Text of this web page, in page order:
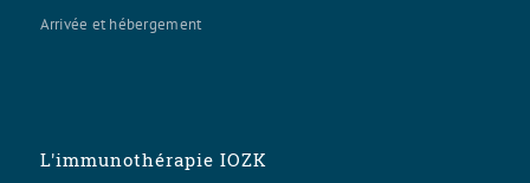
Arrivée et hébergement
L'immunothérapie IOZK